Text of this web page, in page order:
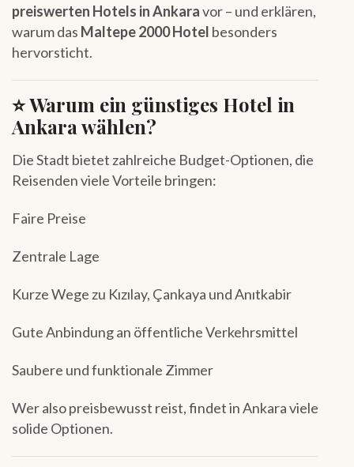
preiswerten Hotels in Ankaravor – und erklären,
warum das Maltepe 2000 Hotel besonders
hervorsticht.
⭐ Warum ein günstiges Hotel in
Ankara wählen?
Die Stadt bietet zahlreiche Budget-Optionen, die
Reisenden viele Vorteile bringen:
Faire Preise
Zentrale Lage
Kurze Wege zu Kızılay, Çankaya und Anıtkabir
Gute Anbindung an öffentliche Verkehrsmittel
Saubere und funktionale Zimmer
Wer also preisbewusst reist, findet in Ankara viele
solide Optionen.